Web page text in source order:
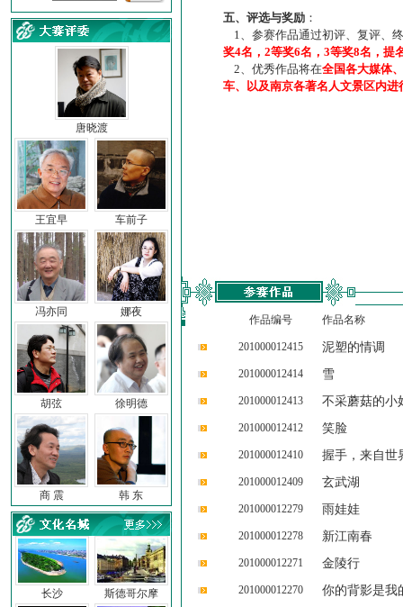
唐晓渡
王宜早 车前子
冯亦同 娜夜
胡弦 徐明德
商 震 韩 东
长沙 斯德哥尔摩
五、评选与奖励 ：
1、参赛作品通过初评、复评、
奖4名，2等奖6名，3等奖8名，提
2、优秀作品将在全国各大媒体
车、以及南京各著名人文景区内进
作品编号 作品名称
201000012415 泥塑的情调
201000012414 雪
201000012413 不采蘑菇的小
201000012412 笑脸
201000012410 握手，来自世
201000012409 玄武湖
201000012279 雨娃娃
201000012278 新江南春
201000012271 金陵行
201000012270 你的背影是我